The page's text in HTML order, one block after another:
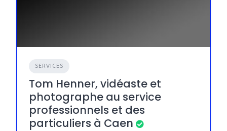
SERVICES
Tom Henner, vidéaste et
photographe au service
professionnels et des
particuliers à Caen